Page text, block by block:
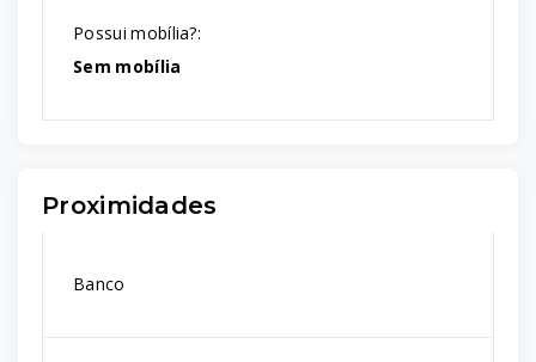
Possui mobília?:
Sem mobília
Proximidades
Banco